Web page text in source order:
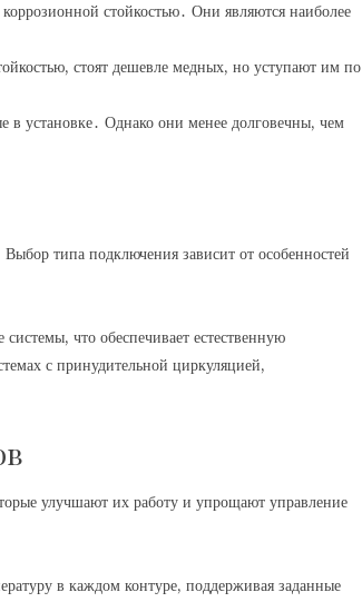
стойкостью․ Они являются наиболее
стоят дешевле медных, но уступают им по
в установке․ Однако они менее долговечны, чем
типа подключения зависит от особенностей
что обеспечивает естественную
с принудительной циркуляцией,
улучшают их работу и упрощают управление
в каждом контуре, поддерживая заданные